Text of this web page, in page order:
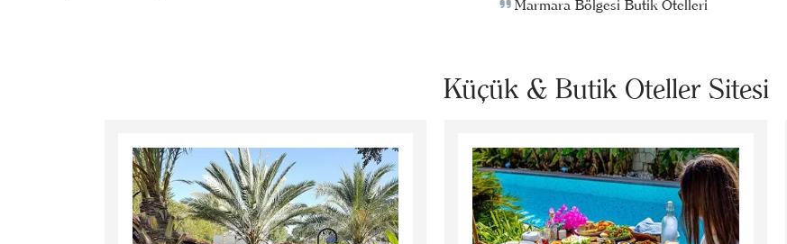
Marmara Bölgesi Butik Otelleri
Küçük & Butik Oteller Sitesi